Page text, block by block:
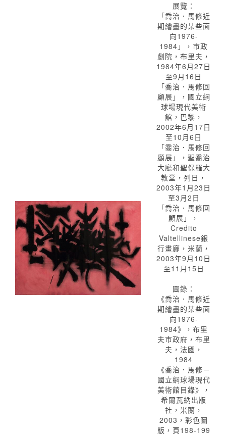
展覽：
「喬治．馬修近
期繪畫的某些面
向1976-
1984」，市政
劇院，布里夫，
1984年6月27日
至9月16日
「喬治．馬修回
顧展」，國立網
球場現代美術
館，巴黎，
2002年6月17日
至10月6日
「喬治．馬修回
顧展」，聖喬治
大廳和聖保羅大
教堂，列日，
2003年1月23日
至3月2日
「喬治．馬修回
顧展」，
Credito
Valtellinese銀
行畫廊，米蘭，
2003年9月10日
至11月15日
圖錄：
《喬治．馬修近
期繪畫的某些面
向1976-
1984》，布里
夫市政府，布里
夫，法國，
1984
《喬治．馬修－
國立網球場現代
美術館目錄》，
希爾瓦納出版
社，米蘭，
2003，彩色圖
版，頁198-199